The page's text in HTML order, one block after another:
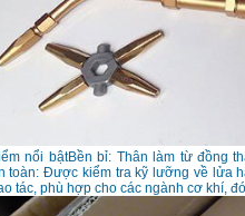
nổi bậtBền bỉ: Thân làm từ đồng
toàn: Được kiểm tra kỹ lưỡng về lửa
tác, phù hợp cho các ngành cơ khí,